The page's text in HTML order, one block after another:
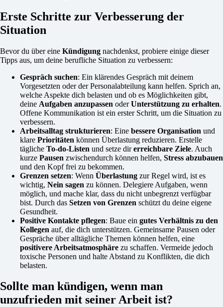
Erste Schritte zur Verbesserung der
Situation
Bevor du über eine Kündigung nachdenkst, probiere einige dieser
Tipps aus, um deine berufliche Situation zu verbessern:
Gespräch suchen: Ein klärendes Gespräch mit deinem
Vorgesetzten oder der Personalabteilung kann helfen. Sprich an,
welche Aspekte dich belasten und ob es Möglichkeiten gibt,
deine Aufgaben anzupassen oderUnterstützung zu erhalten.
Offene Kommunikation ist ein erster Schritt, um die Situation zu
verbessern.
Arbeitsalltag strukturieren: Eine bessere Organisation und
klare Prioritäten können Überlastung reduzieren. Erstelle
tägliche To-do-Listen und setze direrreichbare Ziele. Auch
kurze Pausen zwischendurch können helfen, Stress abzubauen
und den Kopf frei zu bekommen.
Grenzen setzen: Wenn Überlastung zur Regel wird, ist es
wichtig, Nein sagen zu können. Delegiere Aufgaben, wenn
möglich, und mache klar, dass du nicht unbegrenzt verfügbar
bist. Durch das Setzen von Grenzen schützt du deine eigene
Gesundheit.
Positive Kontakte pflegen: Baue ein gutes Verhältnis zu den
Kollegen auf, die dich unterstützen. Gemeinsame Pausen oder
Gespräche über alltägliche Themen können helfen, eine
positivere Arbeitsatmosphäre zu schaffen. Vermeide jedoch
toxische Personen und halte Abstand zu Konflikten, die dich
belasten.
Sollte man kündigen, wenn man
unzufrieden mit seiner Arbeit ist?